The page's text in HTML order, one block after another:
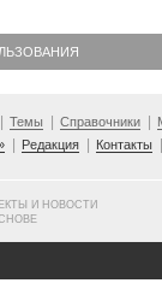
Темы Справочники
Редакция Контакты
И НОВОСТИ